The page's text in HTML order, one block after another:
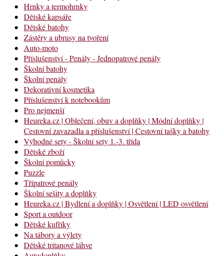
Hrnky a termohrnky
Dětské kapsáře
Dětské batohy
Zástěry a ubrusy na tvoření
Auto-moto
Příslušenství - Penály - Jednopatrové penály
Školní batohy
Školní penály
Dekorativní kosmetika
Příslušenství k notebookům
Pro nejmenší
Heureka.cz | Oblečení, obuv a doplňky | Módní doplňky |
Cestovní zavazadla a příslušenství | Cestovní tašky a batohy
Výhodné sety - Školní sety 1.-3. třída
Dětské zboží
Školní pomůcky
Puzzle
Třípatrové penály
Školní sešity a doplňky
Heureka.cz | Bydlení a doplňky | Osvětlení | LED osvětlení
Sport a outdoor
Dětské kufříky
Na tábory a výlety
Dětské tritanové láhve